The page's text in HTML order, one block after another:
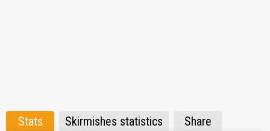
Stats Skirmishes statistics Share